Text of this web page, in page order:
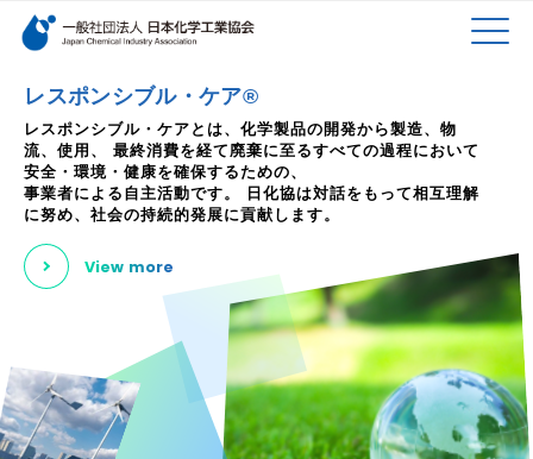
検索キーワード
レスポンシブル・ケア®
レスポンシブル・ケアとは、化学製品の開発から製造、物
流、使用、
最終消費を経て廃棄に至るすべての過程において
安全・環境・健康を確保するための、
事業者による自主活動です。
日化協は対話をもって相互理解
に努め、社会の持続的発展に貢献します。
View more